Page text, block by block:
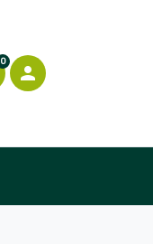
0

Connexion